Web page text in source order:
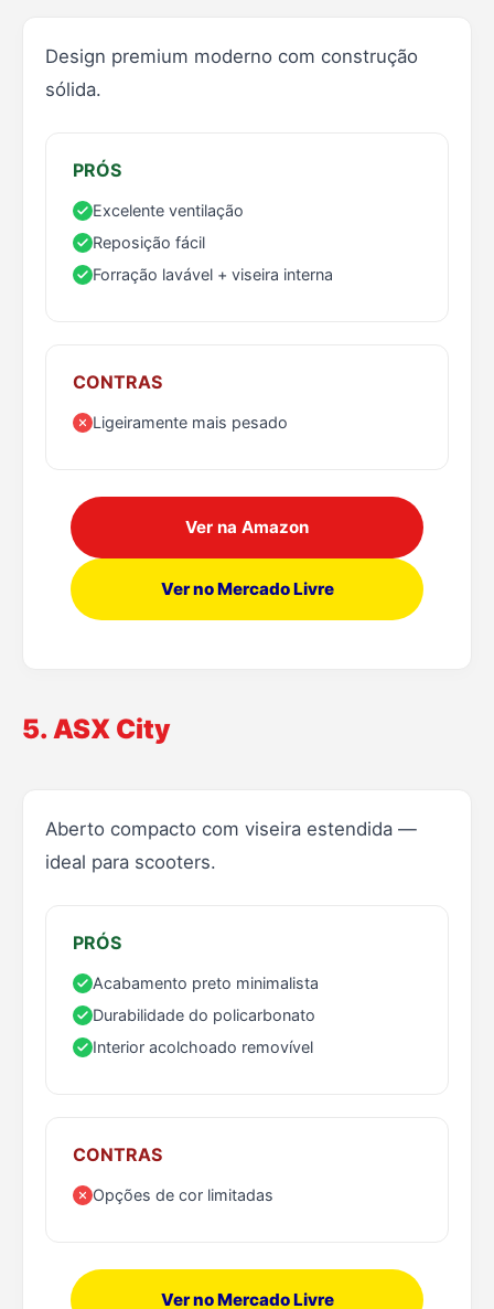
Design premium moderno com construção
sólida.
PRÓS
Excelente ventilação
Reposição fácil
Forração lavável + viseira interna
CONTRAS
Ligeiramente mais pesado
Ver na Amazon
Ver no Mercado Livre
5. ASX City
Aberto compacto com viseira estendida —
ideal para scooters.
PRÓS
Acabamento preto minimalista
Durabilidade do policarbonato
Interior acolchoado removível
CONTRAS
Opções de cor limitadas
Ver no Mercado Livre